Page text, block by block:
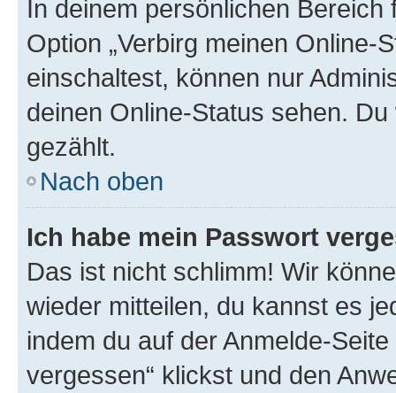
In deinem persönlichen
Option „Verbirg meinen Online-
einschaltest, können nur
deinen Online-Status sehen.
gezählt.
Nach oben
Ich habe mein Passwort
Das ist nicht schlimm! Wir
wieder mitteilen, du kannst es
indem du auf der Anmelde-
vergessen“ klickst und den